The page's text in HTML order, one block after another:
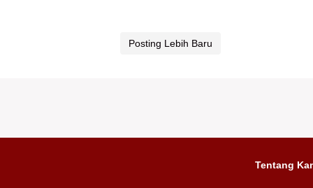
Posting Lebih Baru
Tentang